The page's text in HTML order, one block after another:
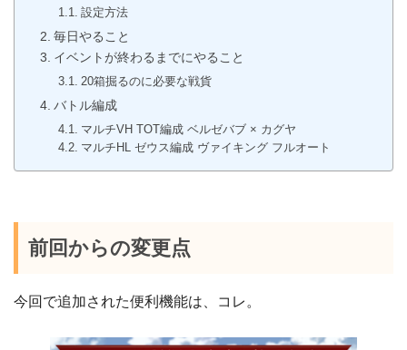
設定方法
毎日やること
イベントが終わるまでにやること
20箱掘るのに必要な戦貨
バトル編成
マルチVH TOT編成 ベルゼバブ × カグヤ
マルチHL ゼウス編成 ヴァイキング フルオート
前回からの変更点
今回で追加された便利機能は、コレ。